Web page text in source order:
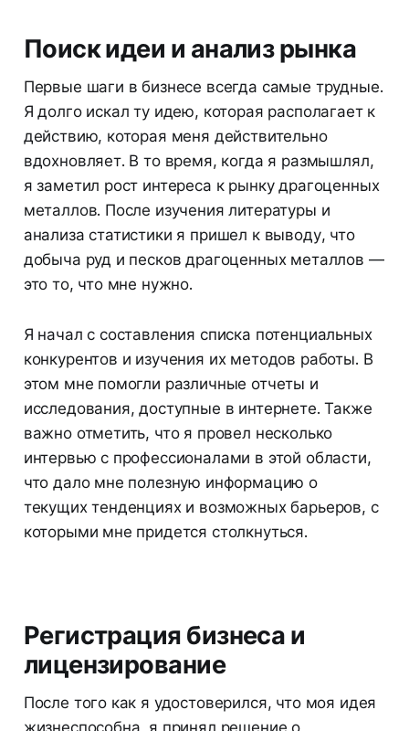
Поиск идеи и анализ рынка
Первые шаги в бизнесе всегда самые трудные.
Я долго искал ту идею, которая располагает к
действию, которая меня действительно
вдохновляет. В то время, когда я размышлял,
я заметил рост интереса к рынку драгоценных
металлов. После изучения литературы и
анализа статистики я пришел к выводу, что
добыча руд и песков драгоценных металлов —
это то, что мне нужно.
Я начал с составления списка потенциальных
конкурентов и изучения их методов работы. В
этом мне помогли различные отчеты и
исследования, доступные в интернете. Также
важно отметить, что я провел несколько
интервью с профессионалами в этой области,
что дало мне полезную информацию о
текущих тенденциях и возможных барьеров, с
которыми мне придется столкнуться.
Регистрация бизнеса и
лицензирование
После того как я удостоверился, что моя идея
жизнеспособна, я принял решение о